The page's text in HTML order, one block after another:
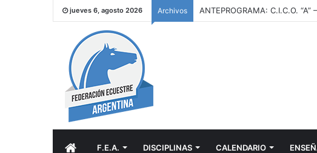
jueves 6, agosto 2026 Archivos
INICIOF.E.A. DISCIPLINAS CALENDARIO